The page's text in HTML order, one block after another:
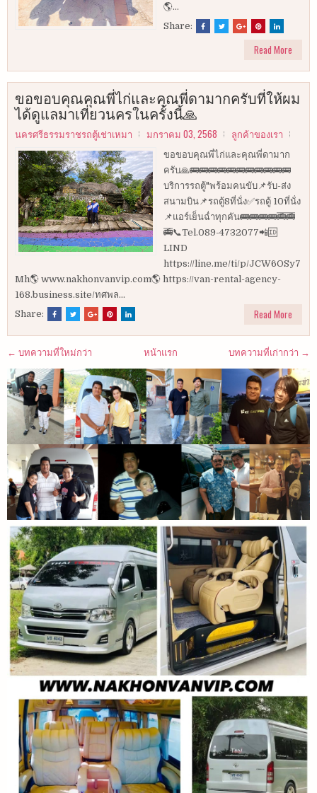
🌎...
Share:
Read More
ขอขอบคุณคุณพี่ไก่และคุณพี่ดามากครับที่ให้ผม
ได้ดูแลมาเที่ยวนครในครั้งนี้🙏
นครศรีธรรมราชรถตู้เช่าเหมา มกราคม 03, 2568 ลูกค้าของเรา
ขอขอบคุณพี่ไก่และคุณพี่ดามาก
ครับ🙏🚌🚌🚌🚌🚌🚌🚌🚌🚌🚌🚌
บริการรถตู้"พร้อมคนขับ📌รับ-ส่ง
สนามบิน📌รถตู้8ที่นั่ง✅รถตู้ 10ที่นั่ง
📌แอร์เย็นฉ่ำทุกคัน🚌🚌🚌🚌🚎🚎
🚎📞Tel.089-4732077📲🆔
LIND
https://line.me/ti/p/JCW6OSy7
Mh🌎 www.nakhonvanvip.com🌎 https://van-rental-agency-
168.business.site/ทศพล...
Share:
Read More
← บทความที่ใหม่กว่า บทความที่เก่ากว่า →
หน้าแรก